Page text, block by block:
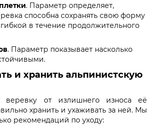
. Параметр определяет,
способна сохранять свою форму
гибкой в течение продолжительного
. Параметр показывает насколько
и хранить альпинистскую
веревку от излишнего износа её
хранить и ухаживать за ней. Мы
рекомендаций по уходу: